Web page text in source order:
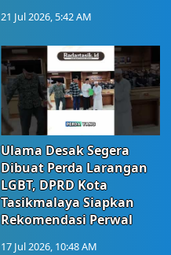
21 Jul 2026, 5:42 AM
Ulama Desak Segera
Dibuat Perda Larangan
LGBT, DPRD Kota
Tasikmalaya Siapkan
Rekomendasi Perwal
17 Jul 2026, 10:48 AM